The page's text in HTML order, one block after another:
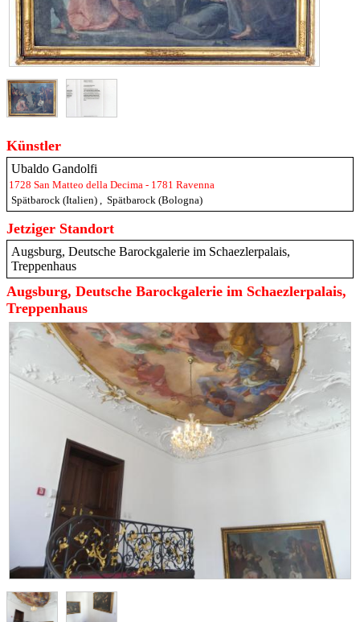
Künstler
Ubaldo Gandolfi
1728 San Matteo della Decima - 1781 Ravenna
Spätbarock (Italien)
Spätbarock (Bologna)
Jetziger Standort
Augsburg, Deutsche Barockgalerie im Schaezlerpalais,
Treppenhaus
Augsburg, Deutsche Barockgalerie im Schaezlerpalais,
Treppenhaus